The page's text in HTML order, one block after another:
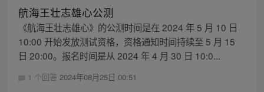
航海王壮志雄心公测
《航海王壮志雄心》的公测时间是在 2024 年 5 月 10 日
10:00 开始发放测试资格，资格通知时间持续至 5 月 15
日 20:00。报名时间是从 2024 年 4 月 30 日 10:0...
1 个回答 2024年08月25日 00:51